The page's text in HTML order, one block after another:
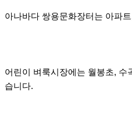
아나바다 쌍용문화장터는 아파
어린이 벼룩시장에는 월봉초,
습니다.